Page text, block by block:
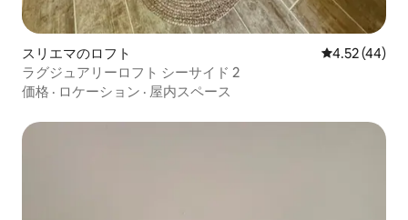
スリエマのロフト レビュー44
4.52 (44)
ラグジュアリーロフト シーサイド 2
価格 · ロケーション · 屋内スペース